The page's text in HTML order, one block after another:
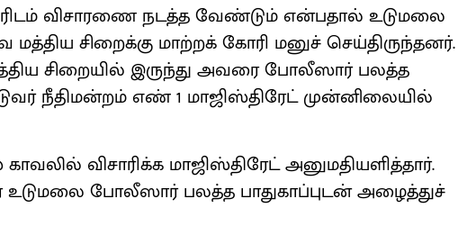
விசாரணை நடத்த வேண்டும் என்பதால் உடுமலை
சிறைக்கு மாற்றக் கோரி மனுச் செய்திருந்தனர்.
சிறையில் இருந்து அவரை போலீஸார் பலத்த
நீதிமன்றம் எண் 1 மாஜிஸ்திரேட் முன்னிலையில்
விசாரிக்க மாஜிஸ்திரேட் அனுமதியளித்தார்.
போலீஸார் பலத்த பாதுகாப்புடன் அழைத்துச்